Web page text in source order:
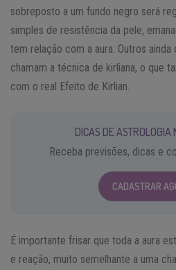
sobreposto a um fundo negro será
simples de resistência da pele,
tem relação com a aura. Outros
chamam a técnica de kirliana, o que
com o real Efeito de Kirlian.
DICAS DE ASTROLOGIA
Receba previsões, dicas e
CADASTRAR
É importante frisar que toda a aura
e reação, muito semelhante a uma